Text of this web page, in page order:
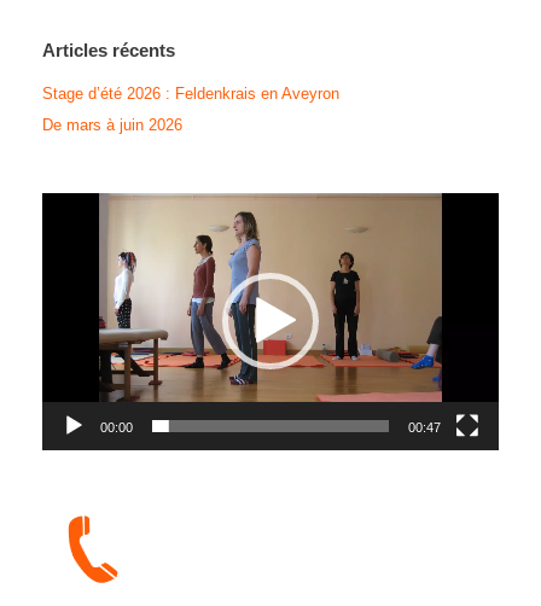
Articles récents
Stage d’été 2026 : Feldenkrais en Aveyron
De mars à juin 2026
00:00 00:47